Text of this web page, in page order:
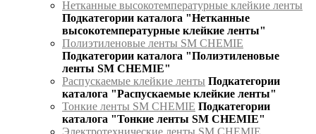
Нетканные высокотемпературные клейкие ленты
Подкатегории каталога "Нетканные
высокотемпературные клейкие ленты"
Полиэтиленовые ленты SM CHEMIE
Подкатегории каталога "Полиэтиленовые
ленты SM CHEMIE"
Распускаемые клейкие ленты Подкатегории
каталога "Распускаемые клейкие ленты"
Тонкие ленты SM CHEMIE Подкатегории
каталога "Тонкие ленты SM CHEMIE"
Электротехнические ленты SM CHEMIE